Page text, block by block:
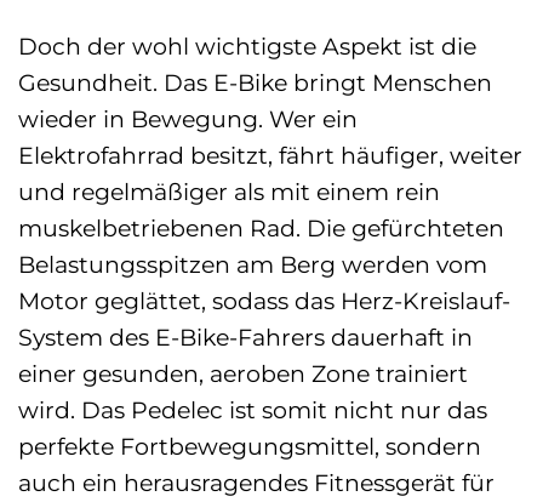
Doch der wohl wichtigste Aspekt ist die
Gesundheit. Das E-Bike bringt Menschen
wieder in Bewegung. Wer ein
Elektrofahrrad besitzt, fährt häufiger, weiter
und regelmäßiger als mit einem rein
muskelbetriebenen Rad. Die gefürchteten
Belastungsspitzen am Berg werden vom
Motor geglättet, sodass das Herz-Kreislauf-
System des E-Bike-Fahrers dauerhaft in
einer gesunden, aeroben Zone trainiert
wird. Das Pedelec ist somit nicht nur das
perfekte Fortbewegungsmittel, sondern
auch ein herausragendes Fitnessgerät für